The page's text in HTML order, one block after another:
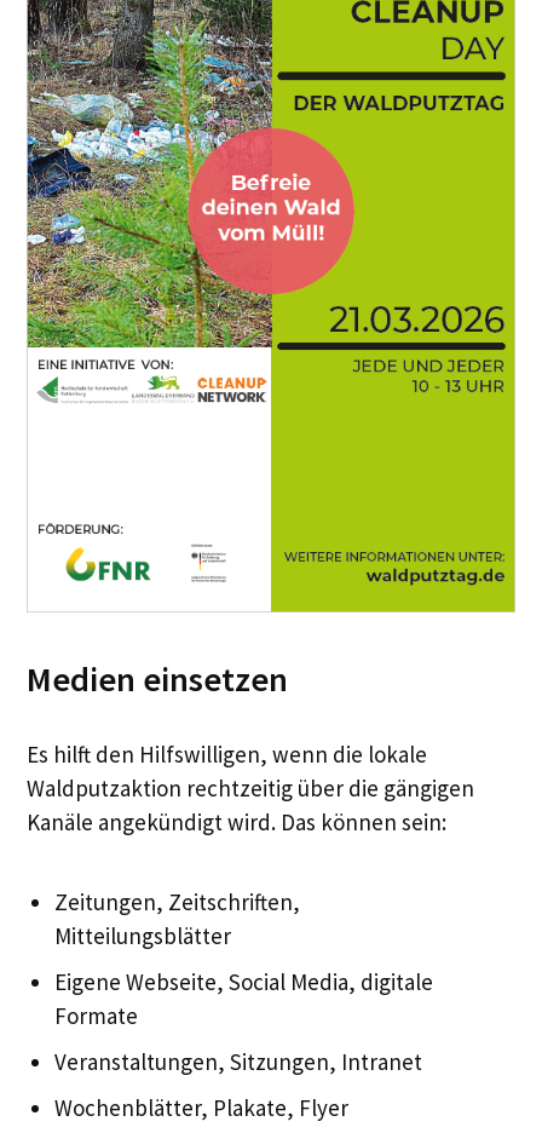
Medien einsetzen
Es hilft den Hilfswilligen, wenn die lokale
Waldputzaktion rechtzeitig über die gängigen
Kanäle angekündigt wird. Das können sein:
Zeitungen, Zeitschriften,
Mitteilungsblätter
Eigene Webseite, Social Media, digitale
Formate
Veranstaltungen, Sitzungen, Intranet
Wochenblätter, Plakate, Flyer